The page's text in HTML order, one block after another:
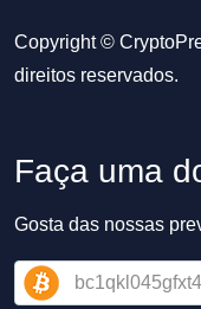
Copyright ©
direitos reservados.
Faça uma
Gosta das nossas